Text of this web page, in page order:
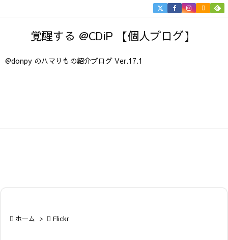
覚醒する @CDiP 【個人ブログ】
@donpy のハマりもの紹介ブログ Ver.17.1


 ホーム >  Flickr